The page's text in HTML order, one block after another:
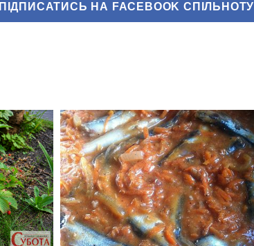
ПІДПИСАТИСЬ НА FACEBOOK СПІЛЬНОТУ